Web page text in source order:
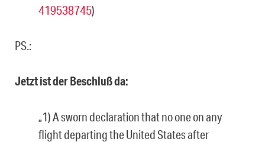
419538745)
PS.:
Jetzt ist der Beschluß da:
„1) A sworn declaration that no one on any
flight departing the United States after